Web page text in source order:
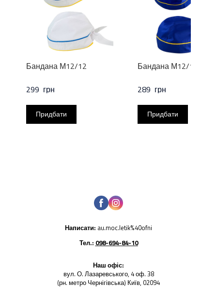
Бандана М12/12
299  грн
Придбати
Бандана М12/15
289  грн
Придбати
Написати: au.moc.letik%40ofni
Тел.: 098-694-84-10
Наш офіс:
вул. О. Лазаревського, 4 оф. 38
(рн. метро Чернігівська) Київ, 02094